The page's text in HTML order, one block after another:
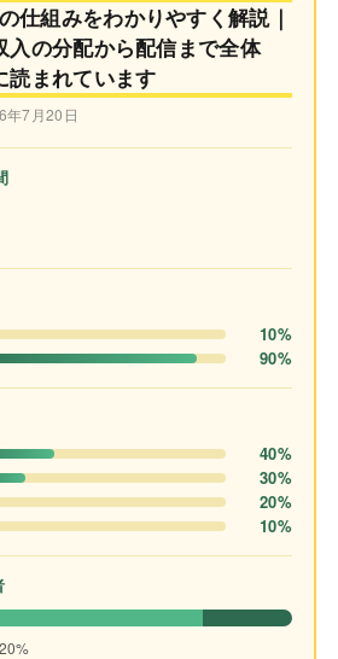
仕組みをわかりやすく解説｜
入の分配から配信まで全体
読まれています
年7月20日
10%
90%
40%
30%
20%
10%